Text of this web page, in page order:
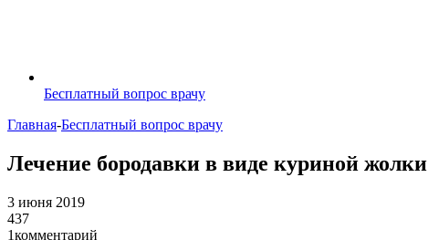
Бесплатный вопрос врачу
Главная-Бесплатный вопрос врачу
Лечение бородавки в виде куриной жолки
3 июня 2019
437
1комментарий